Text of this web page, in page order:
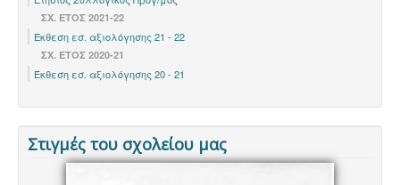
ΣΧ. ΕΤΟΣ 2021-22
Έκθεση εσ. αξιολόγησης 21 - 22
ΣΧ. ΕΤΟΣ 2020-21
Έκθεση εσ. αξιολόγησης 20 - 21
Στιγμές του σχολείου μας